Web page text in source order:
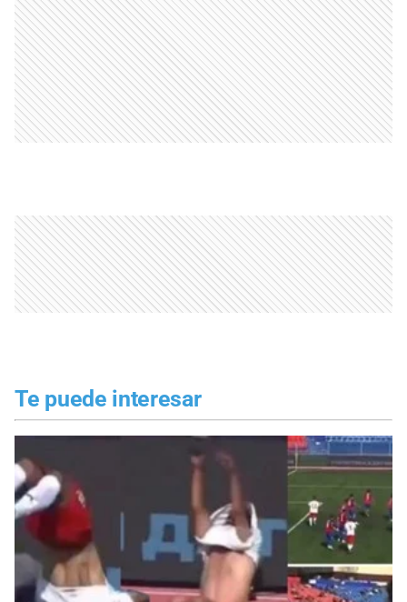
Te puede interesar